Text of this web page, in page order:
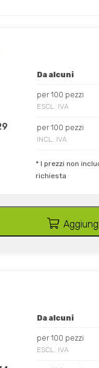
Da alcuni
per 100 pezzi
ESCL. IVA
per 100 pezzi
INCL. IVA
* I prezzi non
richiesta
Da alcuni
per 100 pezzi
ESCL. IVA